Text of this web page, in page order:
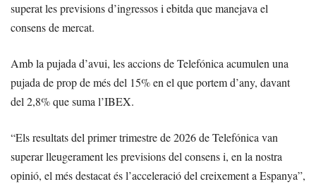
superat les previsions d’ingressos i ebitda que manejava el
consens de mercat.
Amb la pujada d’avui, les accions de Telefónica acumulen una
pujada de prop de més del 15% en el que portem d’any, davant
del 2,8% que suma l’IBEX.
“Els resultats del primer trimestre de 2026 de Telefónica van
superar lleugerament les previsions del consens i, en la nostra
opinió, el més destacat és l’acceleració del creixement a Espanya”,